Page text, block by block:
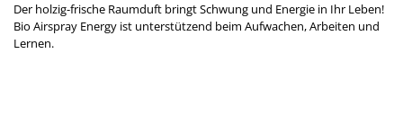
Der holzig-frische Raumduft bringt Schwung und Energie in Ihr Leben!
Bio Airspray Energy ist unterstützend beim Aufwachen, Arbeiten und
Lernen.